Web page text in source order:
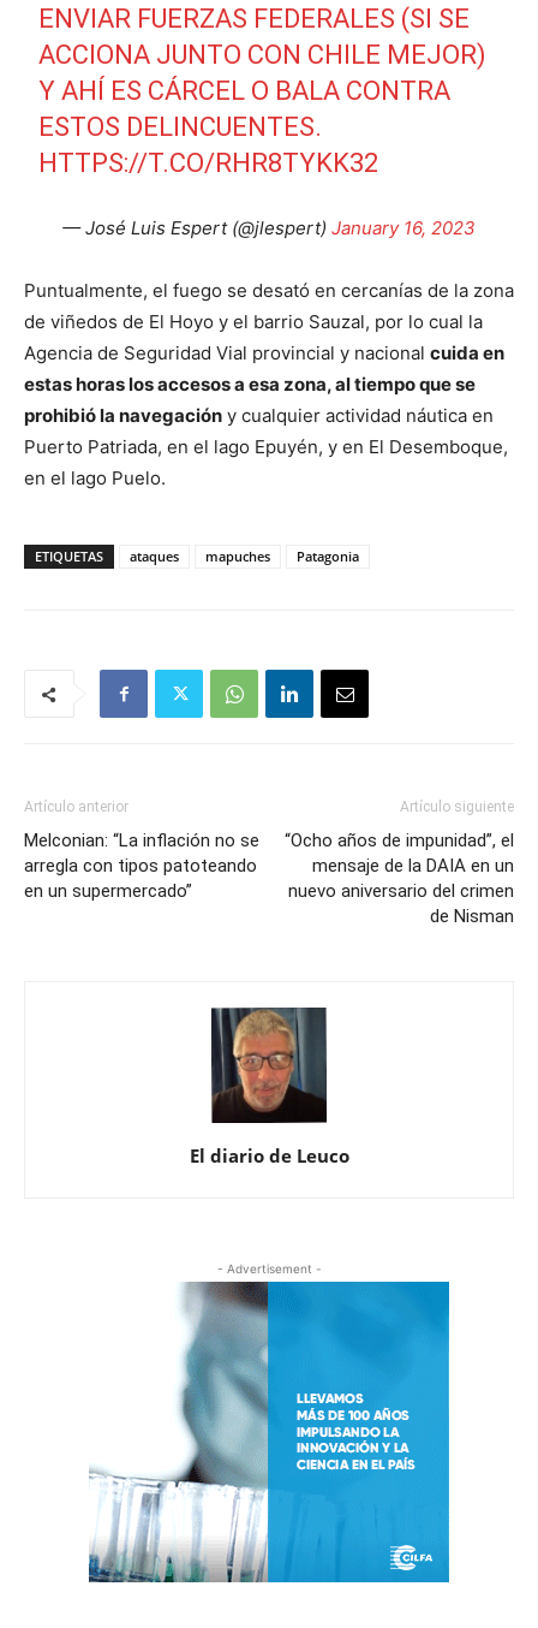
ENVIAR FUERZAS FEDERALES (SI SE
ACCIONA JUNTO CON CHILE MEJOR)
Y AHÍ ES CÁRCEL O BALA CONTRA
ESTOS DELINCUENTES.
HTTPS://T.CO/RHR8TYKK32
— José Luis Espert (@jlespert) January 16, 2023
Puntualmente, el fuego se desató en cercanías de la zona
de viñedos de El Hoyo y el barrio Sauzal, por lo cual la
Agencia de Seguridad Vial provincial y nacional cuida en
estas horas los accesos a esa zona, al tiempo que se
prohibió la navegación y cualquier actividad náutica en
Puerto Patriada, en el lago Epuyén, y en El Desemboque,
en el lago Puelo.
ETIQUETAS ataques mapuches Patagonia
Artículo anterior
Melconian: “La inflación no se
arregla con tipos patoteando
en un supermercado”
Artículo siguiente
“Ocho años de impunidad”, el
mensaje de la DAIA en un
nuevo aniversario del crimen
de Nisman
El diario de Leuco
- Advertisement -